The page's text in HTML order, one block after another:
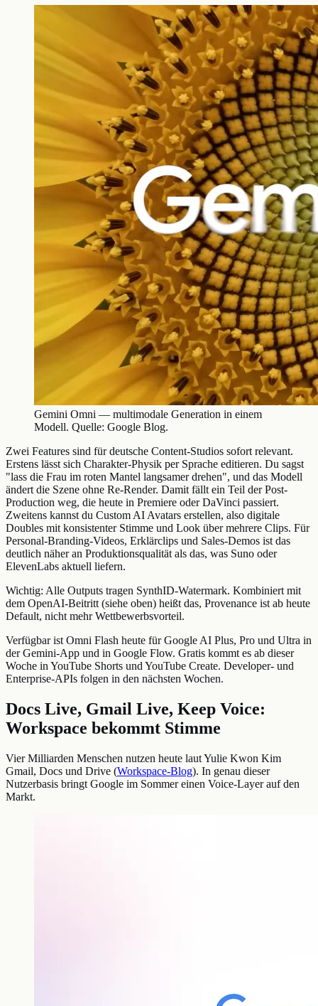
Gemini Omni — multimodale Generation in einem
Modell. Quelle: Google Blog.
Zwei Features sind für deutsche Content-Studios sofort relevant.
Erstens lässt sich Charakter-Physik per Sprache editieren. Du sagst
"lass die Frau im roten Mantel langsamer drehen", und das Modell
ändert die Szene ohne Re-Render. Damit fällt ein Teil der Post-
Production weg, die heute in Premiere oder DaVinci passiert.
Zweitens kannst du Custom AI Avatars erstellen, also digitale
Doubles mit konsistenter Stimme und Look über mehrere Clips. Für
Personal-Branding-Videos, Erklärclips und Sales-Demos ist das
deutlich näher an Produktionsqualität als das, was Suno oder
ElevenLabs aktuell liefern.
Wichtig: Alle Outputs tragen SynthID-Watermark. Kombiniert mit
dem OpenAI-Beitritt (siehe oben) heißt das, Provenance ist ab heute
Default, nicht mehr Wettbewerbsvorteil.
Verfügbar ist Omni Flash heute für Google AI Plus, Pro und Ultra in
der Gemini-App und in Google Flow. Gratis kommt es ab dieser
Woche in YouTube Shorts und YouTube Create. Developer- und
Enterprise-APIs folgen in den nächsten Wochen.
Docs Live, Gmail Live, Keep Voice:
Workspace bekommt Stimme
Vier Milliarden Menschen nutzen heute laut Yulie Kwon Kim
Gmail, Docs und Drive (Workspace-Blog). In genau dieser
Nutzerbasis bringt Google im Sommer einen Voice-Layer auf den
Markt.